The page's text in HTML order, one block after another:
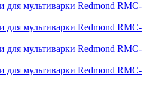
для мультиварки Redmond RMC-
для мультиварки Redmond RMC-
для мультиварки Redmond RMC-
для мультиварки Redmond RMC-